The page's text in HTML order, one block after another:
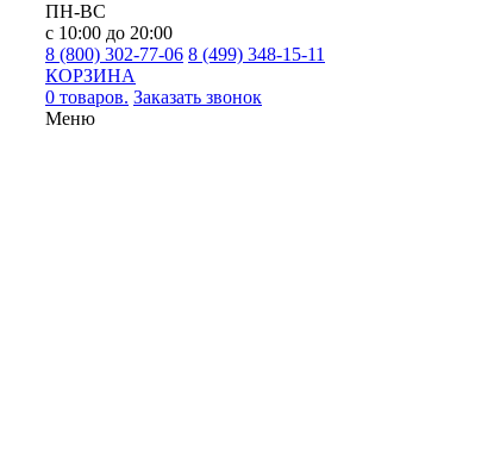
ПН-ВС
с 10:00 до 20:00
8 (800) 302-77-06 8 (499) 348-15-11
КОРЗИНА
0 товаров. Заказать звонок
Меню